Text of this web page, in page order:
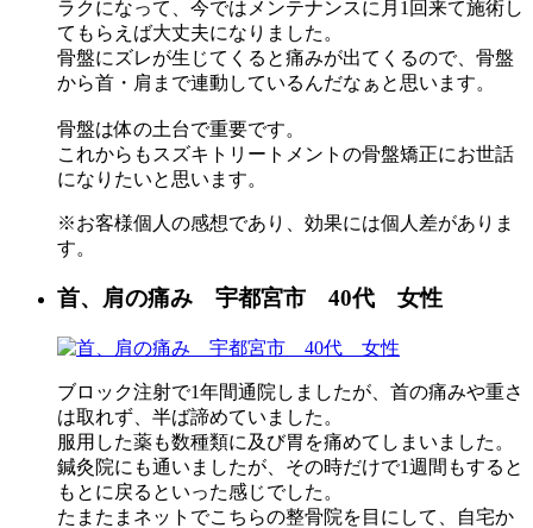
ラクになって、今ではメンテナンスに月1回来て施術し
てもらえば大丈夫になりました。
骨盤にズレが生じてくると痛みが出てくるので、骨盤
から首・肩まで連動しているんだなぁと思います。
骨盤は体の土台で重要です。
これからもスズキトリートメントの骨盤矯正にお世話
になりたいと思います。
※お客様個人の感想であり、効果には個人差がありま
す。
首、肩の痛み 宇都宮市 40代 女性
ブロック注射で1年間通院しましたが、首の痛みや重さ
は取れず、半ば諦めていました。
服用した薬も数種類に及び胃を痛めてしまいました。
鍼灸院にも通いましたが、その時だけで1週間もすると
もとに戻るといった感じでした。
たまたまネットでこちらの整骨院を目にして、自宅か